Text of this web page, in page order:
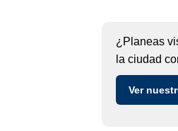
¿Planeas
la ciudad
Ver